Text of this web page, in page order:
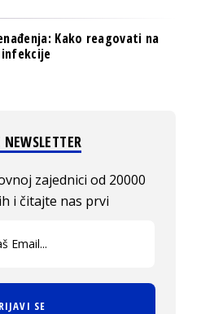
Kako reagovati na
zajednici od 20000
i čitajte nas prvi
SE